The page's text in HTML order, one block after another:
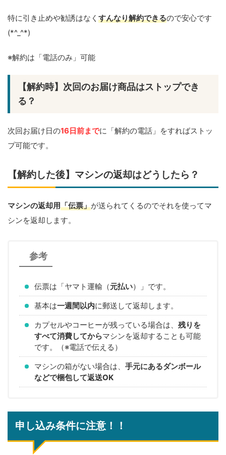
特に引き止めや勧誘はなく すんなり解約できるので安心です
(*^_^*)
※解約は「電話のみ」可能
【解約時】次回のお届け商品はストップでき
る？
次回お届け日の16日前までに「解約の電話」をすればストッ
プ可能です。
【解約した後】マシンの返却はどうしたら？
マシンの返却用「伝票」が送られてくるのでそれを使ってマ
シンを返却します。
参考
伝票は「ヤマト運輸（元払い）」です。
基本は一週間以内に郵送して返却します。
カプセルやコーヒーが残っている場合は、 残りを
すべて消費してからマシンを返却することも可能
です。（※電話で伝える）
マシンの箱がない場合は、 手元にあるダンボール
などで梱包して返送OK
申し込み条件に注意！！